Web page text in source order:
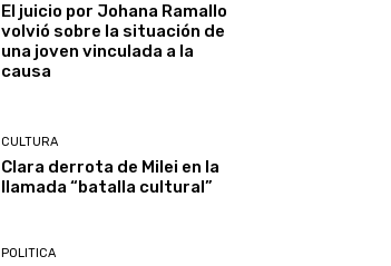
El juicio por Johana Ramallo
volvió sobre la situación de
una joven vinculada a la
causa
CULTURA
Clara derrota de Milei en la
llamada “batalla cultural”
POLITICA